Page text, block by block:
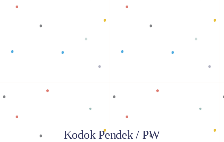
Baca selengkapnya
Kodok Pendek / PW